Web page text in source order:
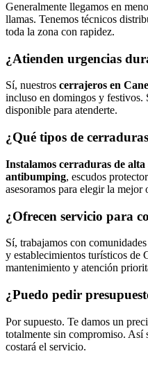
Generalmente llegamos en
llamas. Tenemos técnicos
toda la zona con rapidez.
¿Atienden urgencias
Sí, nuestros cerrajeros en
incluso en domingos y festivos.
disponible para atenderte.
¿Qué tipos de
Instalamos cerraduras de alta
antibumping, escudos
asesoramos para elegir la mejor
¿Ofrecen servicio para
Sí, trabajamos con
y establecimientos turísticos de
mantenimiento y atención
¿Puedo pedir
Por supuesto. Te damos un
totalmente sin compromiso. Así
costará el servicio.